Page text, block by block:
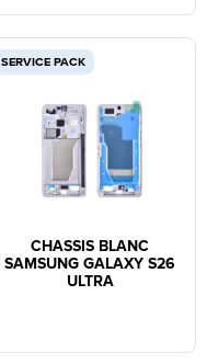
SERVICE PACK
CHASSIS BLANC
SAMSUNG GALAXY S26
ULTRA